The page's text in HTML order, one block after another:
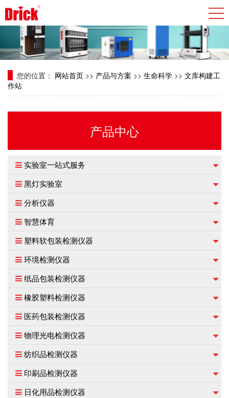
您的位置： 网站首页 >> 产品与方案 >> 生命科学 >> 文库构建工
作站
产品中心
实验室一站式服务
黑灯实验室
分析仪器
智慧体育
塑料软包装检测仪器
环境检测仪器
纸品包装检测仪器
橡胶塑料检测仪器
医药包装检测仪器
物理光电检测仪器
纺织品检测仪器
印刷品检测仪器
日化用品检测仪器